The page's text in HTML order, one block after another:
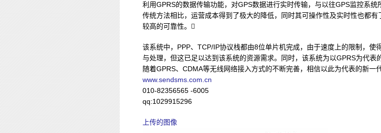
利用GPRS的数据传输功能，对GPS数据进行实时传输，与以往GPS监控系
传统方法相比，运营成本得到了极大的降低，同时其可操作性及实时性也都
较高的可靠性。
该系统中，PPP、TCP/IP协议栈都由8位单片机完成，由于速度上的限制，
与处理，但这已足以达到该系统的资源需求。同时，该系统为以GPRS为代表
随着GPRS、CDMA等无线网络接入方式的不断完善，相信以此为代表的新一
www.sendsms.com.cn
010-82356565 -6005
qq:1029915296
上传的图像